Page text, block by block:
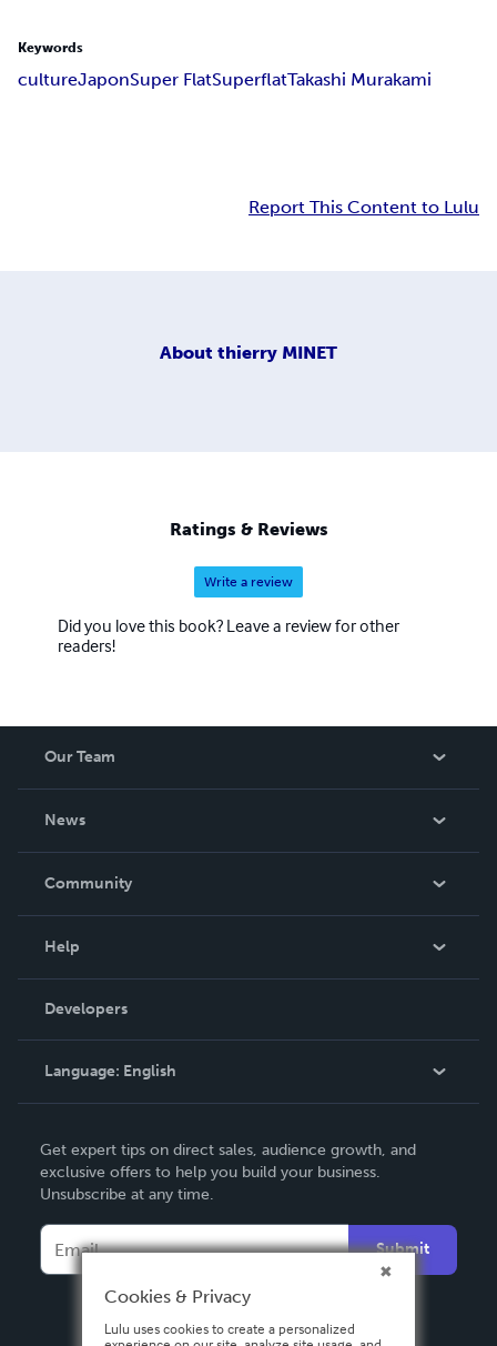
Keywords
cultureJaponSuper FlatSuperflatTakashi Murakami
Report This Content to Lulu
About thierry MINET
Ratings & Reviews
Write a review
Did you love this book? Leave a review for other
readers!
Our Team
News
In The News
Community
Podcast
Help
Order Lookup
Knowledge Base
Contact Support
Developers
Language: English
Deutsch
Français
Español
Get expert tips on direct sales, audience growth, and
exclusive offers to help you build your business.
Unsubscribe at any time.
Submit
Cookies & Privacy
Lulu uses cookies to create a personalized